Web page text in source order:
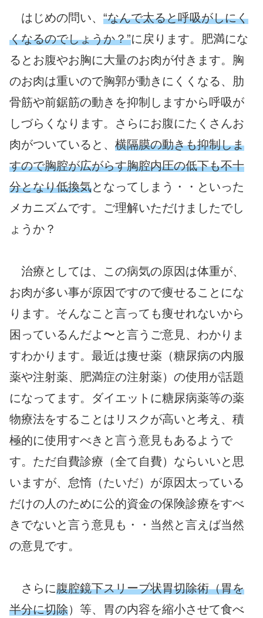
はじめの問い、 “なんで太ると呼吸がしにく
くなるのでしょうか？”に戻ります。肥満にな
るとお腹やお胸に大量のお肉が付きます。胸
のお肉は重いので胸郭が動きにくくなる、肋
骨筋や前鋸筋の動きを抑制しますから呼吸が
しづらくなります。さらにお腹にたくさんお
肉がついていると、 横隔膜の動きも抑制しま
すので胸腔が広がらす胸腔内圧の低下も不十
分となり低換気となってしまう・・といった
メカニズムです。ご理解いただけましたでし
ょうか？
治療としては、この病気の原因は体重が、
お肉が多い事が原因ですので痩せることにな
ります。そんなこと言っても痩せれないから
困っているんだよ〜と言うご意見、わかりま
すわかります。最近は痩せ薬（糖尿病の内服
薬や注射薬、肥満症の注射薬）の使用が話題
になってます。ダイエットに糖尿病薬等の薬
物療法をすることはリスクが高いと考え、積
極的に使用すべきと言う意見もあるようで
す。ただ自費診療（全て自費）ならいいと思
いますが、怠惰（たいだ）が原因太っている
だけの人のために公的資金の保険診療をすべ
きでないと言う意見も・・当然と言えば当然
の意見です。
さらに腹腔鏡下スリーブ状胃切除術（胃を
半分に切除）等、胃の内容を縮小させて食べ